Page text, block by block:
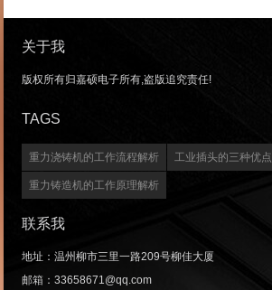
关于我
版权所有归嘉硕电子所有,盗版追究责任!
TAGS
重力浇铸机的工作流程解析 工业插头的三种优点
重力铸造机的工作原理解析
联系我
地址：温州柳市三里一路209号柳佳大厦
邮箱：33658671@qq.com